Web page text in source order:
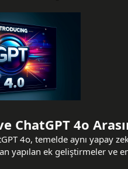
ChatGPT 4o
4o, temelde aynı yapay
yapılan ek geliştirmeler ve